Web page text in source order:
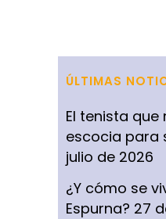
ÚLTIMAS
El tenista que
escocia para
julio de 2026
¿Y cómo se
Espurna? 27